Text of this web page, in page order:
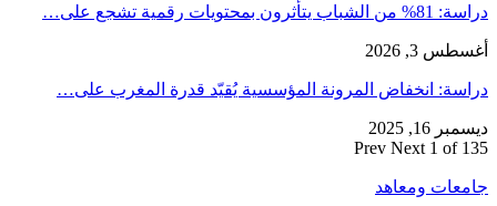
دراسة: 81% من الشباب يتأثرون بمحتويات رقمية تشجع على…
أغسطس 3, 2026
دراسة: انخفاض المرونة المؤسسية يُقيّد قدرة المغرب على…
ديسمبر 16, 2025
Prev Next 1 of 135
جامعات ومعاهد